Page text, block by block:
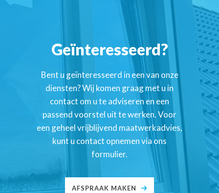
Geïnteresseerd?
Bent u geïnteresseerd in een van onze
diensten? Wij komen graag met u in
contact om u te adviseren en een
passend voorstel uit te werken. Voor
een geheel vrijblijvend maatwerkadvies,
kunt u contact opnemen via ons
formulier.
AFSPRAAK MAKEN